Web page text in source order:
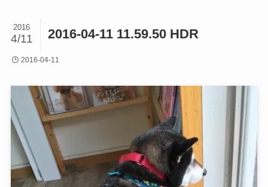
2016-04-11 11.59.50 HDR
2016
4/11
2016-04-11